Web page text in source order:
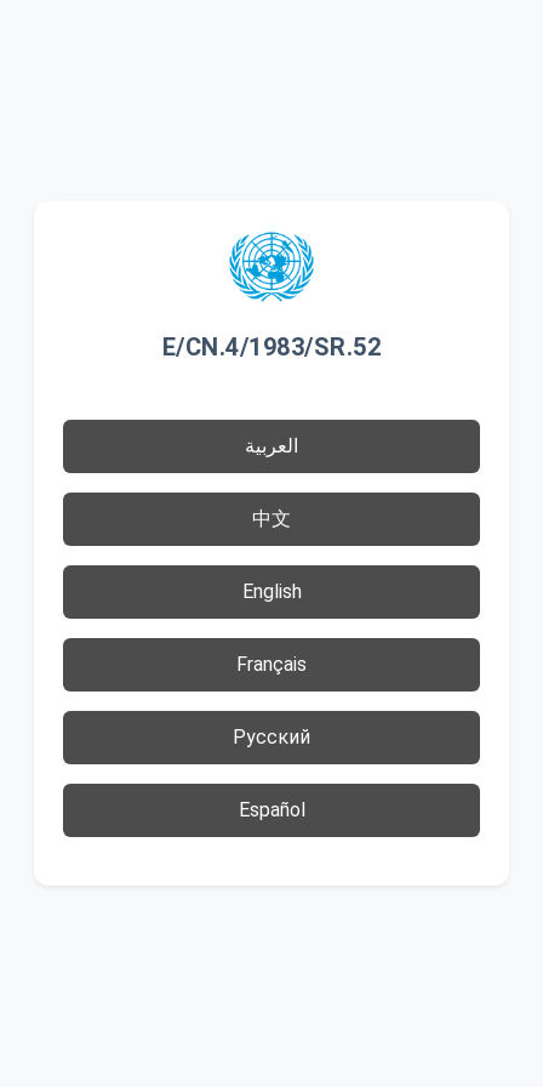
E/CN.4/1983/SR.52
العربية
中文
English
Français
Русский
Español